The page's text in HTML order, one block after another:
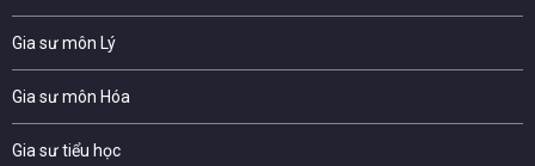
Gia sư môn Lý
Gia sư môn Hóa
Gia sư tiểu học